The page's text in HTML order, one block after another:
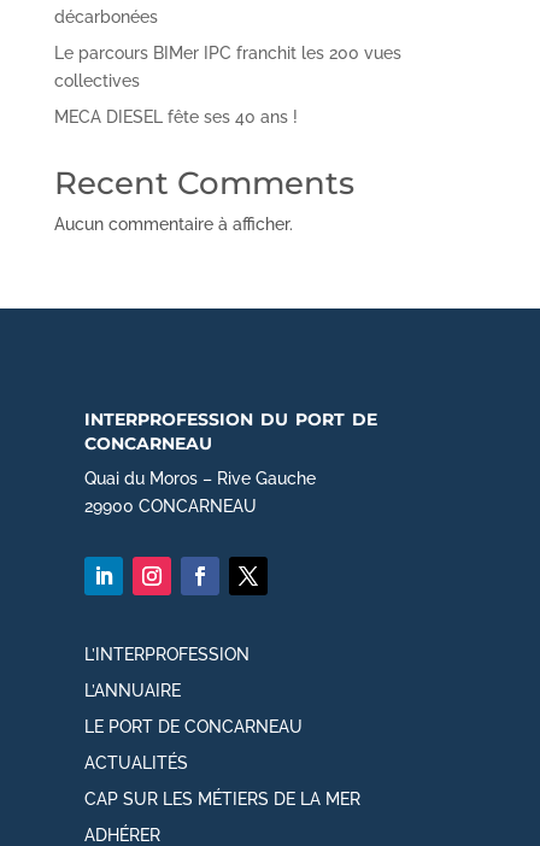
décarbonées
Le parcours BIMer IPC franchit les 200 vues
collectives
MECA DIESEL fête ses 40 ans !
Recent Comments
Aucun commentaire à afficher.
interprofession du port de
concarneau
Quai du Moros – Rive Gauche
29900 CONCARNEAU
L’INTERPROFESSION
L’ANNUAIRE
LE PORT DE CONCARNEAU
ACTUALITÉS
CAP SUR LES MÉTIERS DE LA MER
ADHÉRER